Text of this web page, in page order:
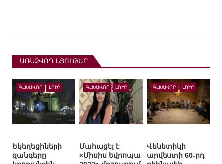
ԱՌՆՉՎՈՂ ՆՅՈՒԹԵՐ
ԳԼԽԱՎՈՐ ԼՈՒՐ
Եկեղեցիների
զանգերը
ԳԼԽԱՎՈՐ ԼՈՒՐ
Մահացել է
«Միսիս Եվրոպա
ԳԼԽԱՎՈՐ ԼՈՒՐ
Վենետիկի
արվեստի 60-րդ